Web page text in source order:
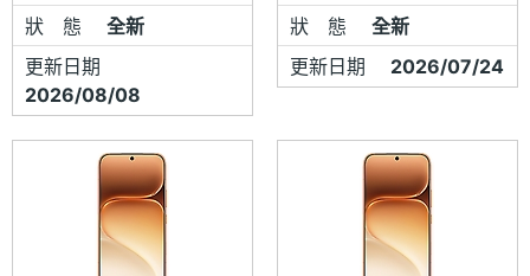
狀 態
全新
更新日期
2026/08/08
狀 態
全新
更新日期
2026/07/24